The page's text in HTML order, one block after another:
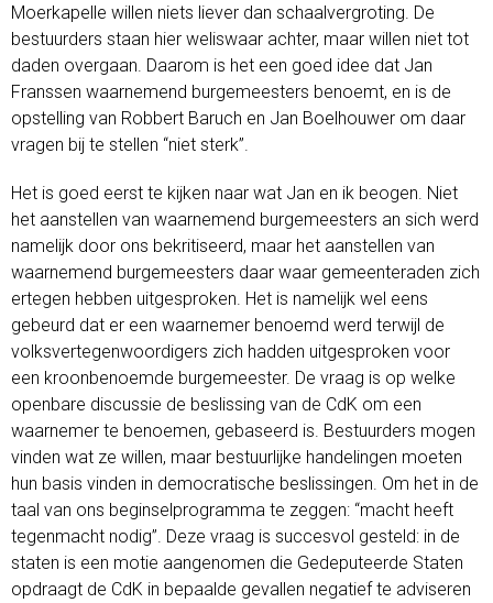
Moerkapelle willen niets liever dan schaalvergroting. De
bestuurders staan hier weliswaar achter, maar willen niet tot
daden overgaan. Daarom is het een goed idee dat Jan
Franssen waarnemend burgemeesters benoemt, en is de
opstelling van Robbert Baruch en Jan Boelhouwer om daar
vragen bij te stellen “niet sterk”.
Het is goed eerst te kijken naar wat Jan en ik beogen. Niet
het aanstellen van waarnemend burgemeesters an sich werd
namelijk door ons bekritiseerd, maar het aanstellen van
waarnemend burgemeesters daar waar gemeenteraden zich
ertegen hebben uitgesproken. Het is namelijk wel eens
gebeurd dat er een waarnemer benoemd werd terwijl de
volksvertegenwoordigers zich hadden uitgesproken voor
een kroonbenoemde burgemeester. De vraag is op welke
openbare discussie de beslissing van de CdK om een
waarnemer te benoemen, gebaseerd is. Bestuurders mogen
vinden wat ze willen, maar bestuurlijke handelingen moeten
hun basis vinden in democratische beslissingen. Om het in de
taal van ons beginselprogramma te zeggen: “macht heeft
tegenmacht nodig”. Deze vraag is succesvol gesteld: in de
staten is een motie aangenomen die Gedeputeerde Staten
opdraagt de CdK in bepaalde gevallen negatief te adviseren